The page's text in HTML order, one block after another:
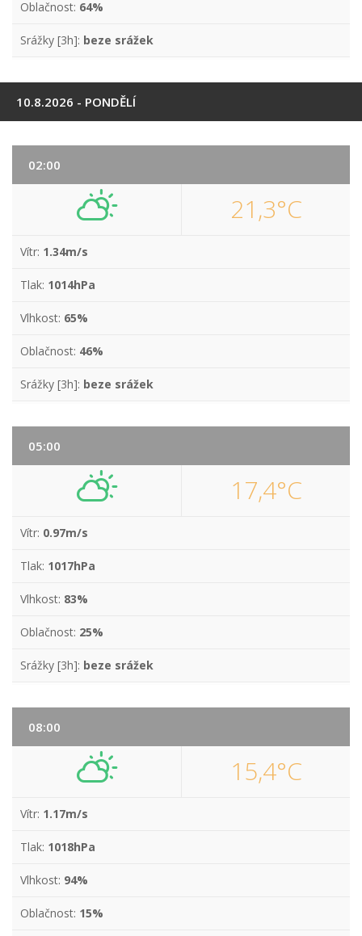
Oblačnost: 64%
Srážky [3h]: beze srážek
10.8.2026 - PONDĚLÍ
02:00
21,3°C
Vítr: 1.34m/s
Tlak: 1014hPa
Vlhkost: 65%
Oblačnost: 46%
Srážky [3h]: beze srážek
05:00
17,4°C
Vítr: 0.97m/s
Tlak: 1017hPa
Vlhkost: 83%
Oblačnost: 25%
Srážky [3h]: beze srážek
08:00
15,4°C
Vítr: 1.17m/s
Tlak: 1018hPa
Vlhkost: 94%
Oblačnost: 15%